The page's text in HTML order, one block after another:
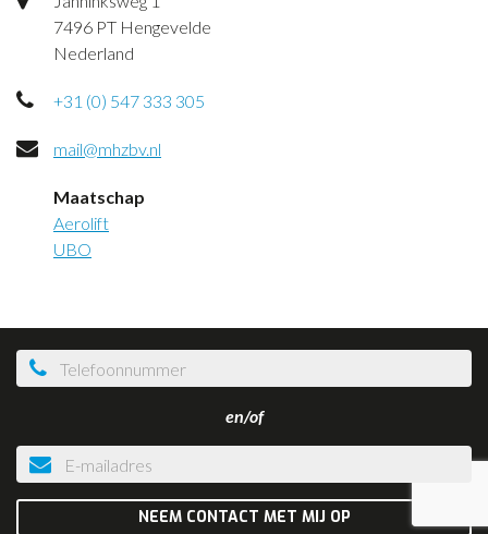
7496 PT Hengevelde
Nederland
+31 (0) 547 333 305
mail@mhzbv.nl
Maatschap
Aerolift
UBO
en/of
NEEM CONTACT MET MIJ OP